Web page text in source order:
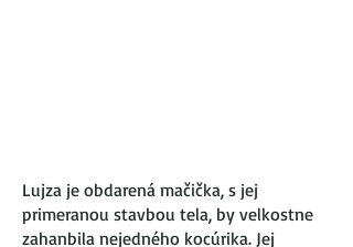
Lujza je obdarená mačička, s jej
primeranou stavbou tela, by velkostne
zahanbila nejedného kocúrika. Jej